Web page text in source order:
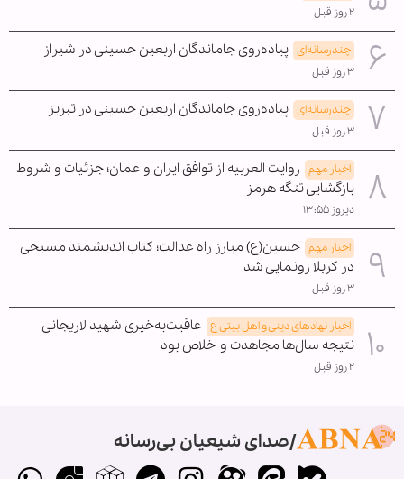
۲ روز قبل
چندرسانه‌ای پیاده‌روی جاماندگان اربعین حسینی در شیراز
۳ روز قبل
چندرسانه‌ای پیاده‌روی جاماندگان اربعین حسینی در تبریز
۳ روز قبل
اخبار مهم روایت العربیه از توافق ایران و عمان؛ جزئیات و شروط
بازگشایی تنگه هرمز
دیروز ۱۳:۵۵
اخبار مهم حسین(ع) مبارز راه عدالت؛ کتاب اندیشمند مسیحی
در کربلا رونمایی شد
۳ روز قبل
اخبار نهادهای دینی و اهل بیتی ع عاقبت‌به‌خیری شهید لاریجانی
نتیجه سال‌ها مجاهدت و اخلاص بود
۲ روز قبل
صدای شیعیان بی‌رسانه